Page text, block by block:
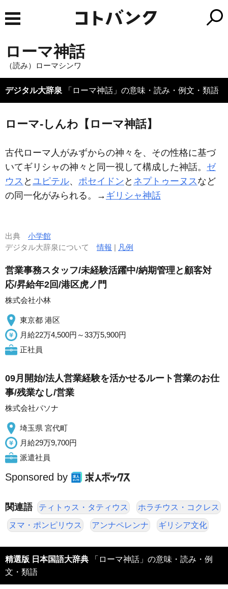
ローマ神話
（読み）ローマシンワ
デジタル大辞泉 「ローマ神話」の意味・読み・例文・類語
ローマ‐しんわ【ローマ神話】
古代ローマ人がみずからの神々を、その性格に基づ
いてギリシャの神々と同一視して構成した神話。 ゼ
ウス と ユピテル、 ポセイドン と ネプトゥーヌスなど
の同一化がみられる。→ ギリシャ神話
出典 小学館
デジタル大辞泉について情報 | 凡例
営業事務スタッフ/未経験活躍中/納期管理と顧客対
応/昇給年2回/港区虎ノ門
株式会社小林
東京都 港区
月給22万4,500円～33万5,900円
正社員
09月開始/法人営業経験を活かせるルート営業のお仕
事/残業なし/営業
株式会社パソナ
埼玉県 宮代町
月給29万9,700円
派遣社員
Sponsored by
関連語 ティトゥス・タティウス ホラチウス・コクレス
ヌマ・ポンピリウス アンナペレンナ ギリシア文化
精選版 日本国語大辞典 「ローマ神話」の意味・読み・例
文・類語